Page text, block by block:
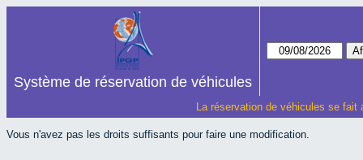
Système de réservation de véhicules
La réservation de véhicules se
Vous n'avez pas les droits suffisants pour faire une modification.